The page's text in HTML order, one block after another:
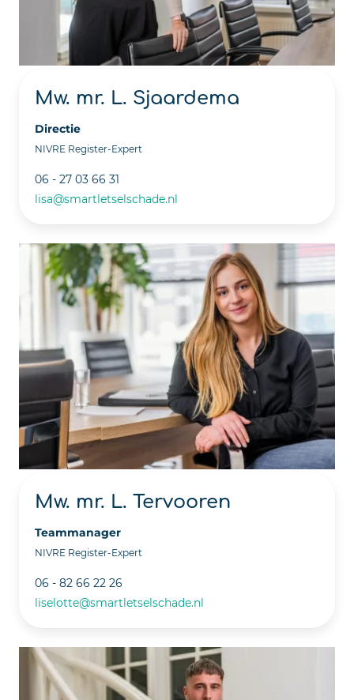
Mw. mr. L. Sjaardema
Directie
NIVRE Register-Expert
06 - 27 03 66 31
lisa@smartletselschade.nl
Mw. mr. L. Tervooren
Teammanager
NIVRE Register-Expert
06 - 82 66 22 26
liselotte@smartletselschade.nl